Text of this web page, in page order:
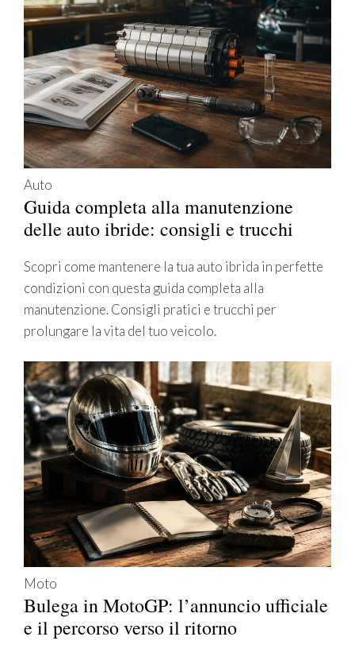
Auto
Guida completa alla manutenzione
delle auto ibride: consigli e trucchi
Scopri come mantenere la tua auto ibrida in perfette
condizioni con questa guida completa alla
manutenzione. Consigli pratici e trucchi per
prolungare la vita del tuo veicolo.
Moto
Bulega in MotoGP: l’annuncio ufficiale
e il percorso verso il ritorno